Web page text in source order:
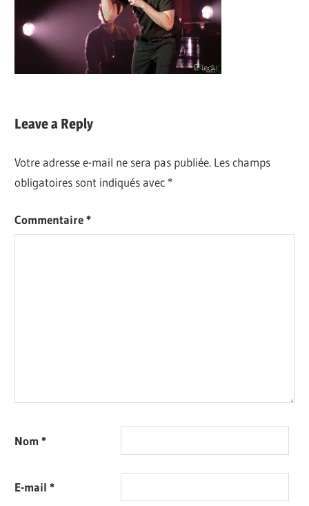
Leave a Reply
Votre adresse e-mail ne sera pas publiée. Les champs
obligatoires sont indiqués avec *
Commentaire*
Nom*
E-mail*